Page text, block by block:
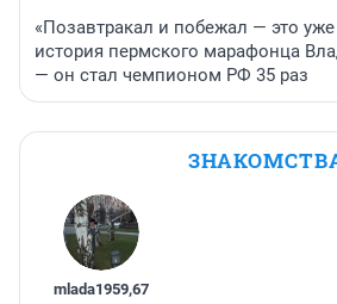
«Позавтракал и побежал — это
история пермского марафонца
— он стал чемпионом РФ 35 раз
mlada1959,67